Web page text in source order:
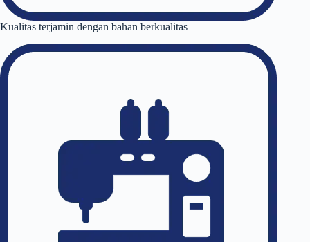
Kualitas terjamin dengan bahan berkualitas